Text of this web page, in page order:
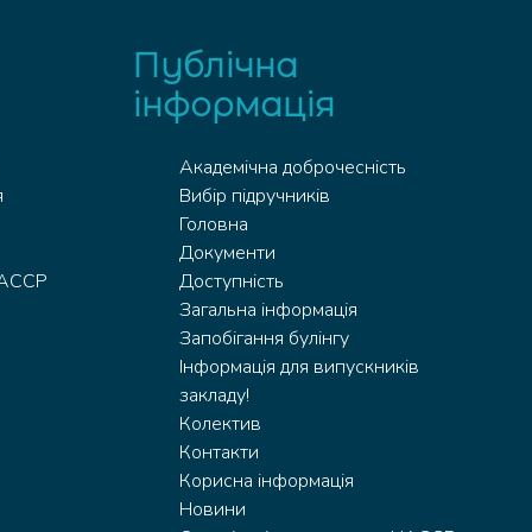
Публічна
інформація
Академічна доброчесність
Вибір підручників
Головна
Документи
Доступність
Загальна інформація
Запобігання булінгу
Інформація для випускників
закладу!
Колектив
Контакти
Корисна інформація
Новини